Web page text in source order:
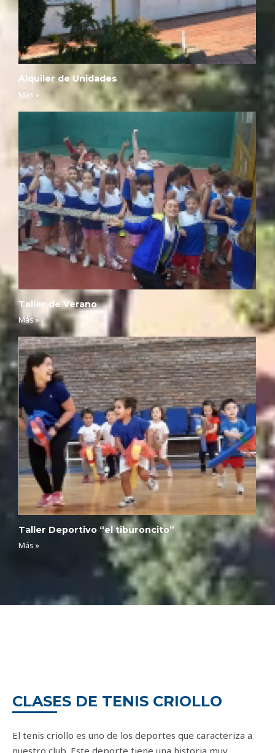
Alquiler de Unidades
Más »
Taller de Verano
Más »
Taller Deportivo “el tiburoncito”
Más »
CLASES DE TENIS CRIOLLO
El tenis criollo es uno de los deportes que caracteriza a